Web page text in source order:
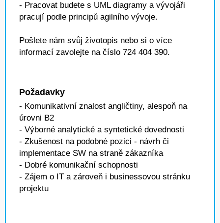
- Pracovat budete s UML diagramy a vývojáři
pracují podle principů agilního vývoje.
Pošlete nám svůj životopis nebo si o více
informací zavolejte na číslo 724 404 390.
Požadavky
- Komunikativní znalost angličtiny, alespoň na
úrovni B2
- Výborné analytické a syntetické dovednosti
- Zkušenost na podobné pozici - návrh či
implementace SW na straně zákazníka
- Dobré komunikační schopnosti
- Zájem o IT a zároveň i businessovou stránku
projektu